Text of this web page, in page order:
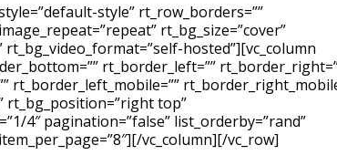
style” rt_row_borders=””
rt_bg_size=”cover”
hosted”][vc_column
rt_border_left=””
rt_border_left_mobile=””
rt_bg_position=”right top”
4″ pagination=”false” list_orderby=”rand”
vc_column][/vc_row]